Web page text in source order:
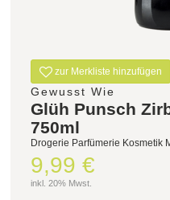
zur Merkliste hinzufügen
Gewusst Wie
Glüh Punsch
750ml
Drogerie Parfümerie Kosmetik
9,99 €
inkl. 20% Mwst.